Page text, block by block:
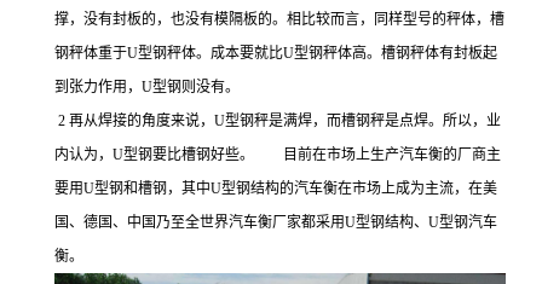
撑，没有封板的，也没有模隔板的。相比较而言，同样型号的秤体，槽
钢秤体重于U型钢秤体。成本要就比U型钢秤体高。槽钢秤体有封板起
到张力作用，U型钢则没有。
2 再从焊接的角度来说， U型钢秤是满焊，而槽钢秤是点焊。所以，业
内认为， U型钢要比槽钢好些。 目前在市场上生产汽车衡的厂商主
要用U型钢和槽钢，其中U型钢结构的汽车衡在市场上成为主流，在美
国、德国、中国乃至全世界汽车衡厂家都采用U型钢结构、 U型钢汽车
衡。